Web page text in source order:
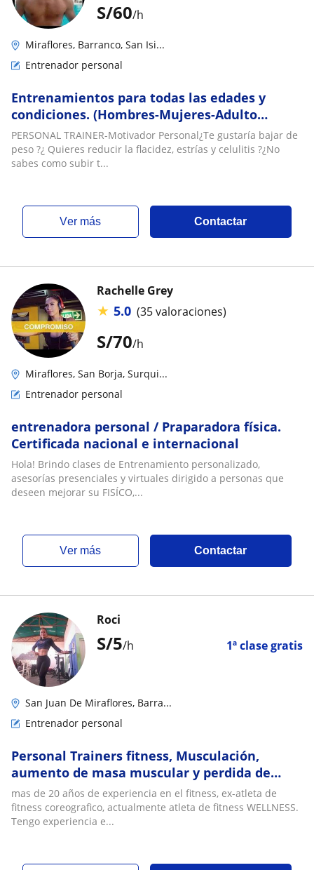
S/60/h
Miraflores, Barranco, San Isi...
Entrenador personal
Entrenamientos para todas las edades y
condiciones. (Hombres-Mujeres-Adulto
mayor-Mujeres embarazadas-Niños con
(Autismo-Síndrome de Down-Asperger-etc
PERSONAL TRAINER-Motivador Personal¿Te gustaría bajar de
peso ?¿ Quieres reducir la flacidez, estrías y celulitis ?¿No
sabes como subir t...
ver más Contactar
S/70/h
Rachelle Grey
★ 5.0 (35 valoraciones)
Miraflores, San Borja, Surqui...
Entrenador personal
entrenadora personal / Praparadora física.
Certificada nacional e internacional
Hola! Brindo clases de Entrenamiento personalizado,
asesorías presenciales y virtuales dirigido a personas que
deseen mejorar su FISÍCO,...
ver más Contactar
S/5/h 1ª clase gratis
Roci
San Juan De Miraflores, Barra...
Entrenador personal
Personal Trainers fitness, Musculación,
aumento de masa muscular y perdida de
grasa, híbrido, gap
mas de 20 años de experiencia en el fitness, ex-atleta de
fitness coreografico, actualmente atleta de fitness WELLNESS.
Tengo experiencia e...